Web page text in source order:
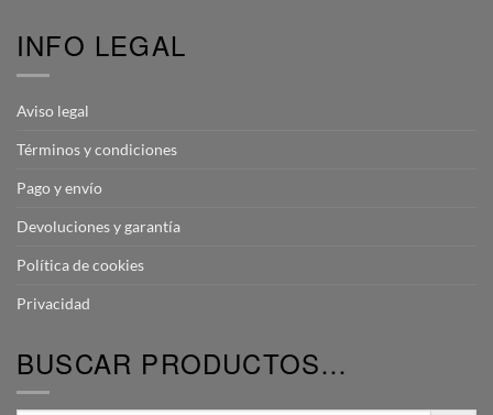
INFO LEGAL
Aviso legal
Términos y condiciones
Pago y envío
Devoluciones y garantía
Política de cookies
Privacidad
BUSCAR PRODUCTOS…